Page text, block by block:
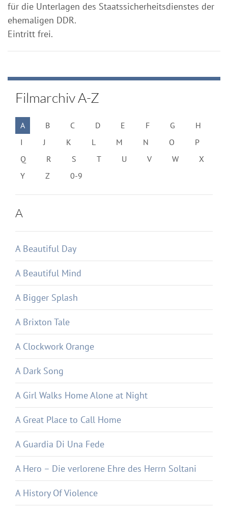
für die Unterlagen des Staatssicherheitsdienstes der
ehemaligen DDR.
Eintritt frei.
Filmarchiv A-Z
A B C D E F G
H
I
J K L M N O
P
Q
R S T U V W
X
Y
Z 0-9
A
A Beautiful Day
A Beautiful Mind
A Bigger Splash
A Brixton Tale
A Clockwork Orange
A Dark Song
A Girl Walks Home Alone at Night
A Great Place to Call Home
A Guardia Di Una Fede
A Hero – Die verlorene Ehre des Herrn Soltani
A History Of Violence